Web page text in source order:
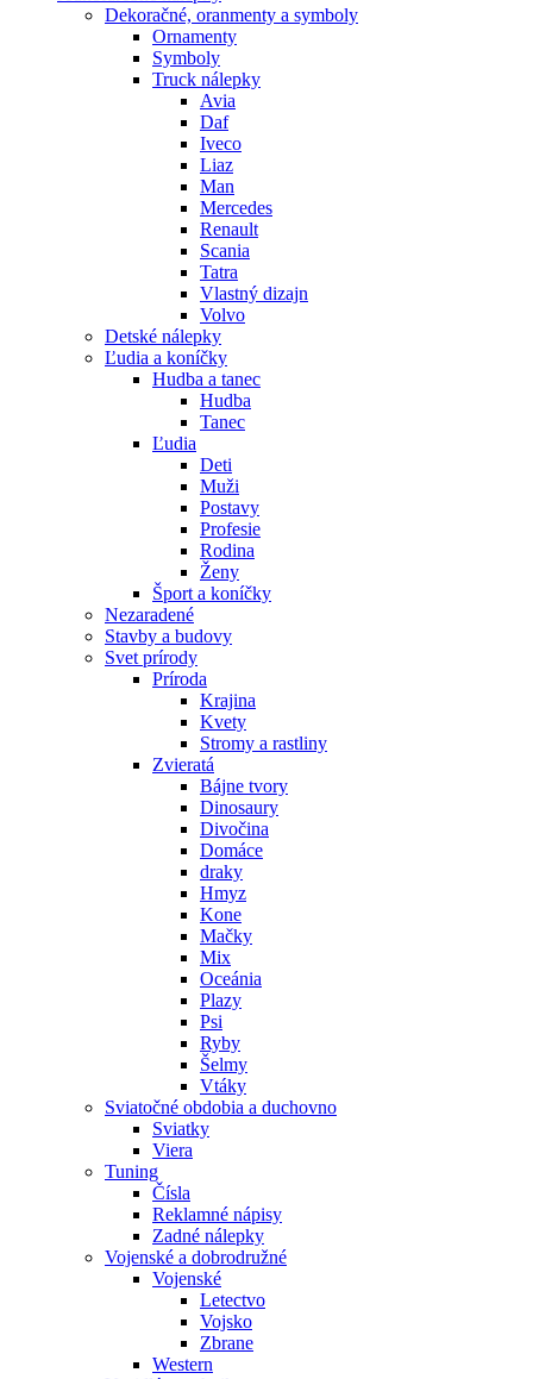
Dekoračné, oranmenty a symboly
Ornamenty
Symboly
Truck nálepky
Avia
Daf
Iveco
Liaz
Man
Mercedes
Renault
Scania
Tatra
Vlastný dizajn
Volvo
Detské nálepky
Ľudia a koníčky
Hudba a tanec
Hudba
Tanec
Ľudia
Deti
Muži
Postavy
Profesie
Rodina
Ženy
Šport a koníčky
Nezaradené
Stavby a budovy
Svet prírody
Príroda
Krajina
Kvety
Stromy a rastliny
Zvieratá
Bájne tvory
Dinosaury
Divočina
Domáce
draky
Hmyz
Kone
Mačky
Mix
Oceánia
Plazy
Psi
Ryby
Šelmy
Vtáky
Sviatočné obdobia a duchovno
Sviatky
Viera
Tuning
Čísla
Reklamné nápisy
Zadné nálepky
Vojenské a dobrodružné
Vojenské
Letectvo
Vojsko
Zbrane
Western